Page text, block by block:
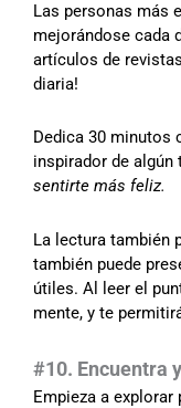
Las personas más
mejorándose cada
artículos de
diaria!
Dedica 30 minutos
inspirador de algún
sentirte más feliz.
La lectura también
también puede
útiles. Al leer el
mente, y te
#10. Encuentra
Empieza a